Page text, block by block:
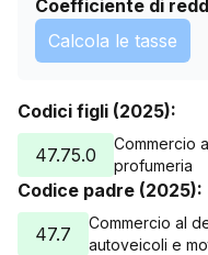
Coefficiente di
Calcola le tasse
Codici figli (2025):
47.75.0
Commercio
profumeria
Codice padre (2025):
47.7
Commercio al
autoveicoli e